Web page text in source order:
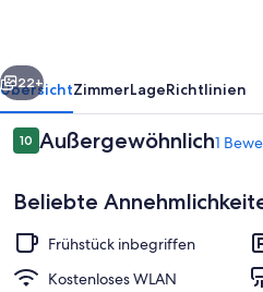
Weiter
22+
ÜbersichtZimmerLageRichtlinien
Bewertungen
1010 von 10.
Außergewöhnlich1
Beliebte
Frühstück inbegriffen
Kostenloses WLAN